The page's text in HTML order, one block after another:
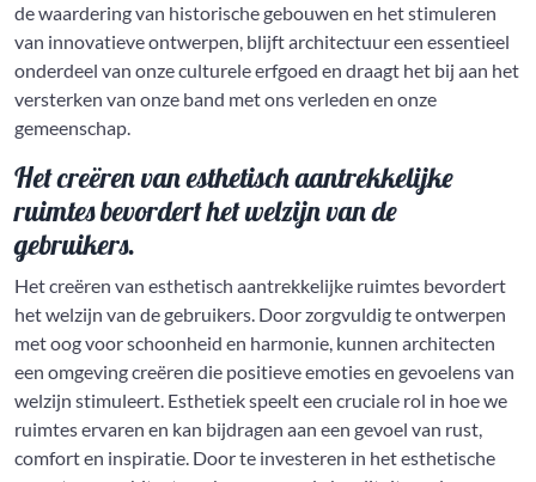
de waardering van historische gebouwen en het stimuleren
van innovatieve ontwerpen, blijft architectuur een essentieel
onderdeel van onze culturele erfgoed en draagt het bij aan het
versterken van onze band met ons verleden en onze
gemeenschap.
Het creëren van esthetisch aantrekkelijke
ruimtes bevordert het welzijn van de
gebruikers.
Het creëren van esthetisch aantrekkelijke ruimtes bevordert
het welzijn van de gebruikers. Door zorgvuldig te ontwerpen
met oog voor schoonheid en harmonie, kunnen architecten
een omgeving creëren die positieve emoties en gevoelens van
welzijn stimuleert. Esthetiek speelt een cruciale rol in hoe we
ruimtes ervaren en kan bijdragen aan een gevoel van rust,
comfort en inspiratie. Door te investeren in het esthetische